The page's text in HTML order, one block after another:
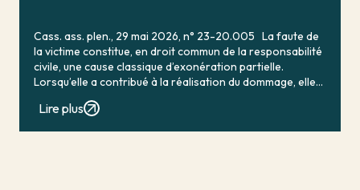
Cass. ass. plen., 29 mai 2026, n° 23-20.005 La faute de
la victime constitue, en droit commun de la responsabilité
civile, une cause classique d’exonération partielle.
Lorsqu’elle a contribué à la réalisation du dommage, elle
conduit en principe à […]
Lire plus